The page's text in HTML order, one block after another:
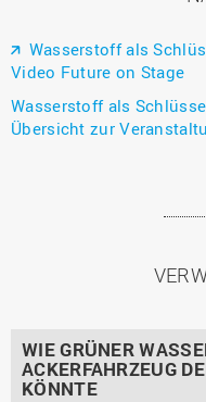
Wasserstoff als
Video Future on Stage
Wasserstoff als
Übersicht zur
WIE GRÜNER
ACKERFAHRZEUG
KÖNNTE